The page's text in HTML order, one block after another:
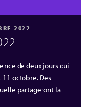
2022
de deux jours qui
11 octobre. Des
partageront la